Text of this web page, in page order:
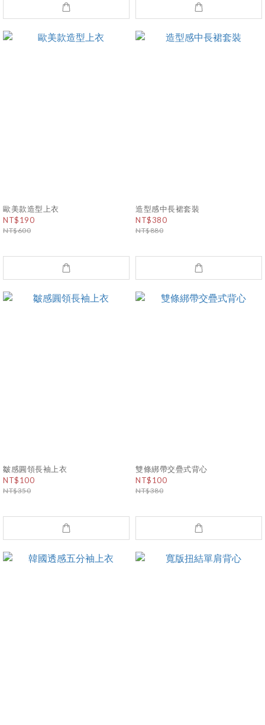
歐美款造型上衣
NT$190
NT$600
造型感中長裙套裝
NT$380
NT$880
皺感圓領長袖上衣
NT$100
NT$350
雙條綁帶交疊式背心
NT$100
NT$380